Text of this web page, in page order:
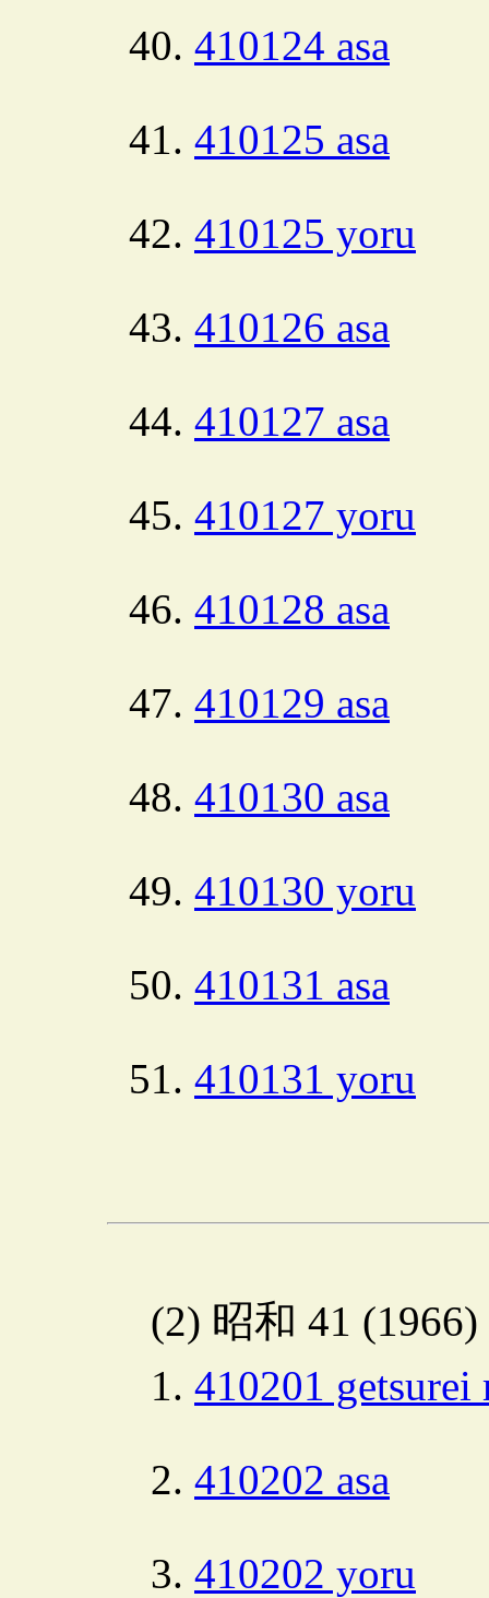
410124 asa
410125 asa
410125 yoru
410126 asa
410127 asa
410127 yoru
410128 asa
410129 asa
410130 asa
410130 yoru
410131 asa
410131 yoru
(2) 昭和 41
410201 getsurei
410202 asa
410202 yoru